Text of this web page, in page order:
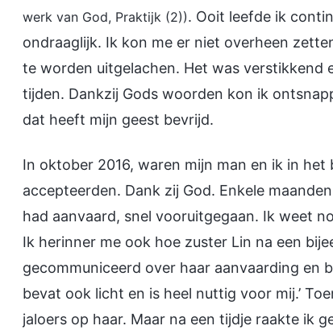
werk van God, Praktijk (2)). Ooit leefde ik
ondraaglijk. Ik kon me er niet overheen
te worden uitgelachen. Het was verstikkend
tijden. Dankzij Gods woorden kon ik
dat heeft mijn geest bevrijd.
In oktober 2016, waren mijn man en ik in
accepteerden. Dank zij God. Enkele
had aanvaard, snel vooruitgegaan. Ik weet
Ik herinner me ook hoe zuster Lin na een
gecommuniceerd over haar aanvaarding en
bevat ook licht en is heel nuttig voor mij.’
jaloers op haar. Maar na een tijdje raakte ik